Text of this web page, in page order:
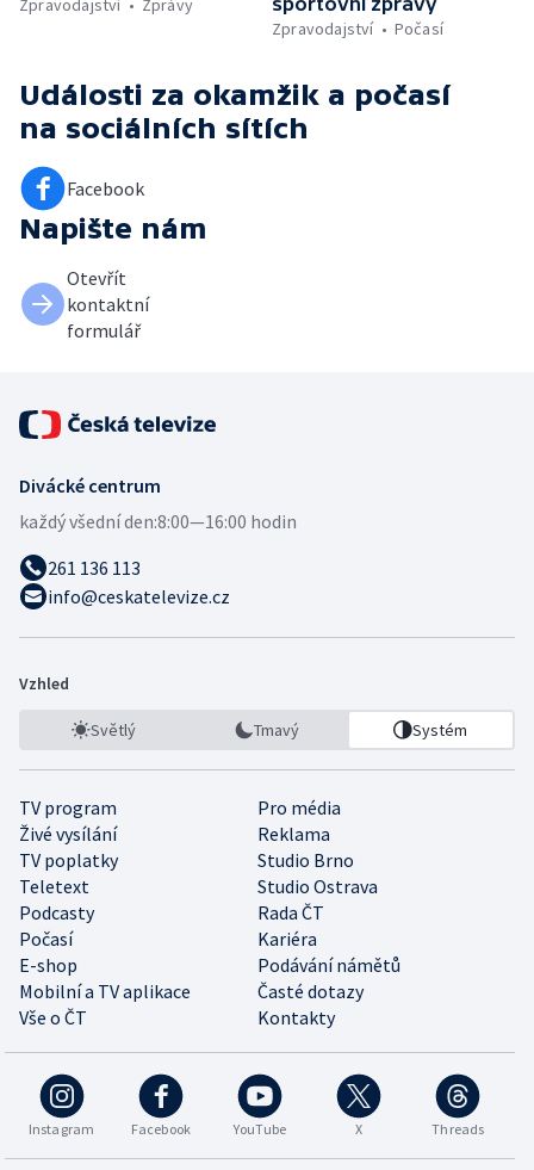
Zpravodajství
Počasí
Události za okamžik a počasí
na sociálních sítích
Facebook
Napište nám
Otevřít
kontaktní
formulář
Divácké centrum
každý všední den:8:00—16:00 hodin
261 136 113
info@ceskatelevize.cz
Vzhled
Světlý Tmavý Systém
TV program
Pro média
Živé vysílání
Reklama
TV poplatky
Studio Brno
Teletext
Studio Ostrava
Podcasty
Rada ČT
Počasí
Kariéra
E-shop
Podávání námětů
Mobilní a TV aplikace
Časté dotazy
Vše o ČT
Kontakty
Instagram Facebook YouTube X Threads